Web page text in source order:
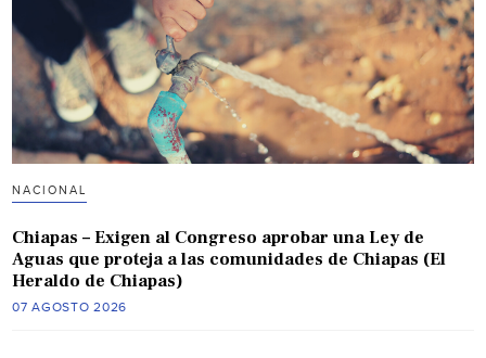
NACIONAL
Chiapas – Exigen al Congreso aprobar una Ley de
Aguas que proteja a las comunidades de Chiapas (El
Heraldo de Chiapas)
07 AGOSTO 2026